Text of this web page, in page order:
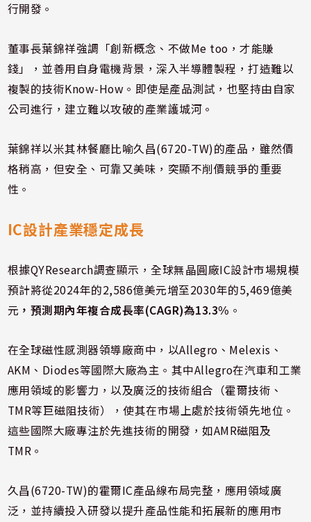
行開發。
董事長葉錦祥強調「創新概念、不做Me too，才能賺
錢」，並善用自身電機背景，深入半導體製程，打造難以
複製的技術Know-How。即使是產品測試，也堅持由自家
公司進行，建立難以攻破的產業護城河。
葉錦祥以米其林餐廳比喻久昌(6720-TW)的產品，雖然價
格稍高，但安全、可靠又美味，突顯不削價競爭的重要
性。
IC設計產業穩定成長
根據QYResearch調查顯示，全球無晶圓廠IC設計市場規模
預計將從2024年的2,586億美元增至2030年的5,469億美
元 ，預測期內年複合成長率(CAGR)為13.3% 。
在全球磁性感測器領導廠商中，以Allegro、Melexis、
AKM、Diodes等國際大廠為主。其中Allegro在汽車和工業
應用領域的影響力，以及廣泛的技術組合（霍爾技術、
TMR等巨磁阻技術），使其在市場上處於技術領先地位。
這些國際大廠專注於先進技術的開發，如AMR磁阻及
TMR。
久昌(6720-TW)的霍爾IC產品線布局完整，應用領域廣
泛，並持續投入研發以提升產品性能和拓展新的應用市